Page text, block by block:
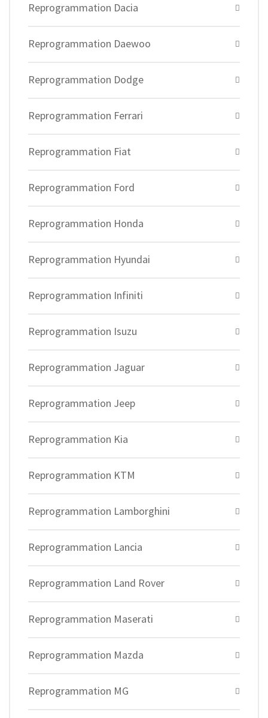
Reprogrammation Dacia
Reprogrammation Daewoo
Reprogrammation Dodge
Reprogrammation Ferrari
Reprogrammation Fiat
Reprogrammation Ford
Reprogrammation Honda
Reprogrammation Hyundai
Reprogrammation Infiniti
Reprogrammation Isuzu
Reprogrammation Jaguar
Reprogrammation Jeep
Reprogrammation Kia
Reprogrammation KTM
Reprogrammation Lamborghini
Reprogrammation Lancia
Reprogrammation Land Rover
Reprogrammation Maserati
Reprogrammation Mazda
Reprogrammation MG